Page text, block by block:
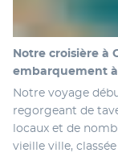
Notre croisière à
embarquement à
Notre voyage
regorgeant de
locaux et de
vieille ville,